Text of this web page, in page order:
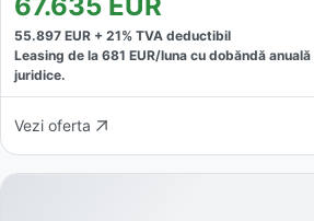
55.897 EUR + 21% TVA deductibil
Leasing de la 681 EUR/luna cu dobăndă anuală
juridice.
Vezi oferta